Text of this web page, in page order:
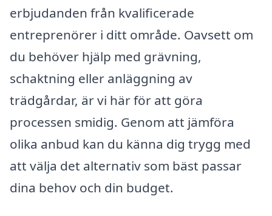
erbjudanden från kvalificerade
entreprenörer i ditt område. Oavsett om
du behöver hjälp med grävning,
schaktning eller anläggning av
trädgårdar, är vi här för att göra
processen smidig. Genom att jämföra
olika anbud kan du känna dig trygg med
att välja det alternativ som bäst passar
dina behov och din budget.